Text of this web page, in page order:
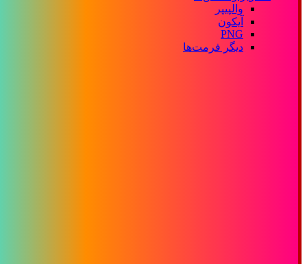
والپیپر
آیکون
PNG
دیگر فرمت‌ها